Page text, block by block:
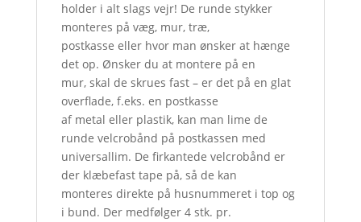
holder i alt slags vejr! De runde stykker
monteres på væg, mur, træ,
postkasse eller hvor man ønsker at hænge
det op. Ønsker du at montere på en
mur, skal de skrues fast – er det på en glat
overflade, f.eks. en postkasse
af metal eller plastik, kan man lime de
runde velcrobånd på postkassen med
universallim. De firkantede velcrobånd er
der klæbefast tape på, så de kan
monteres direkte på husnummeret i top og
i bund. Der medfølger 4 stk. pr.